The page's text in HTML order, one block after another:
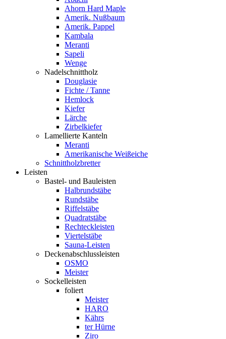
Ahorn Hard Maple
Amerik. Nußbaum
Amerik. Pappel
Kambala
Meranti
Sapeli
Wenge
Nadelschnittholz
Douglasie
Fichte / Tanne
Hemlock
Kiefer
Lärche
Zirbelkiefer
Lamellierte Kanteln
Meranti
Amerikanische Weißeiche
Schnittholzbretter
Leisten
Bastel- und Bauleisten
Halbrundstäbe
Rundstäbe
Riffelstäbe
Quadratstäbe
Rechteckleisten
Viertelstäbe
Sauna-Leisten
Deckenabschlussleisten
OSMO
Meister
Sockelleisten
foliert
Meister
HARO
Kährs
ter Hürne
Ziro